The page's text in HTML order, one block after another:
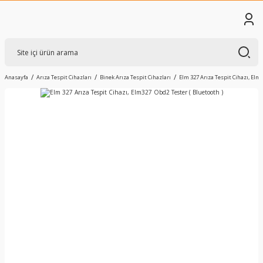
Anasayfa Arıza Tespit Cihazları Binek Arıza Tespit Cihazları Elm 327 Arıza Tespit Cihazı,